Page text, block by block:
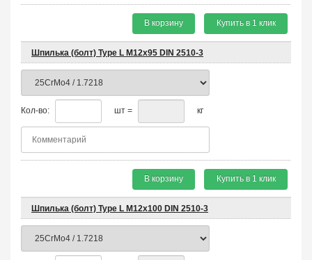
В корзину Купить в 1 клик
Шпилька (болт) Type L М12х95 DIN 2510-3
Кол-во: шт = кг
В корзину Купить в 1 клик
Шпилька (болт) Type L М12х100 DIN 2510-3